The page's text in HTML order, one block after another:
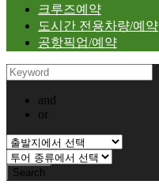
크루즈예약
도시간 전용차량/예약
공항픽업/예약
and
or